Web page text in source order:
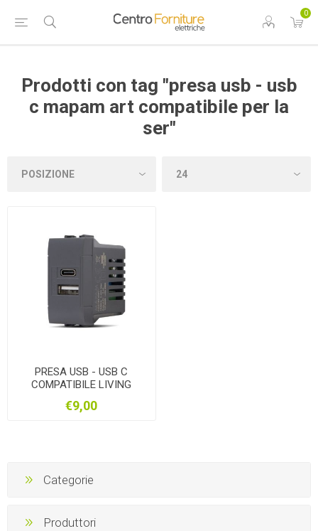
0
Prodotti con tag "presa usb - usb
c mapam art compatibile per la
ser"
PRESA USB - USB C
COMPATIBILE LIVING
€9,00
Categorie
Produttori